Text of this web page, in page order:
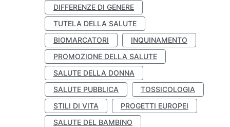
DIFFERENZE DI GENERE
TUTELA DELLA SALUTE
BIOMARCATORI
INQUINAMENTO
PROMOZIONE DELLA SALUTE
SALUTE DELLA DONNA
SALUTE PUBBLICA
TOSSICOLOGIA
STILI DI VITA
PROGETTI EUROPEI
SALUTE DEL BAMBINO